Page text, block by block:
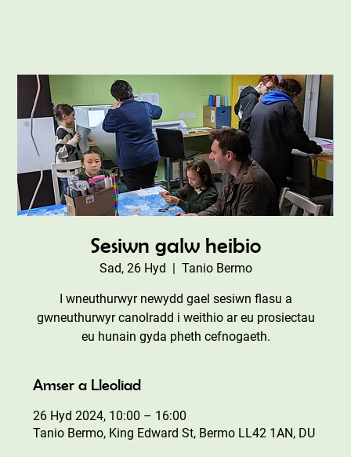
Sesiwn galw heibio
Sad, 26 Hyd
  |
Tanio Bermo
I wneuthurwyr newydd gael sesiwn flasu a
gwneuthurwyr canolradd i weithio ar eu prosiectau
eu hunain gyda pheth cefnogaeth.
Amser a Lleoliad
26 Hyd 2024, 10:00 – 16:00
Tanio Bermo, King Edward St, Bermo LL42 1AN, DU